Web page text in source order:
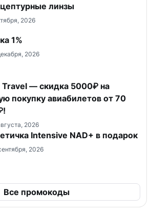
линзы
2026
1%
2026
Travel — скидка 5000₽ на
покупку авиабилетов от 70
2026
Intensive NAD+ в подарок
2026
Все промокоды